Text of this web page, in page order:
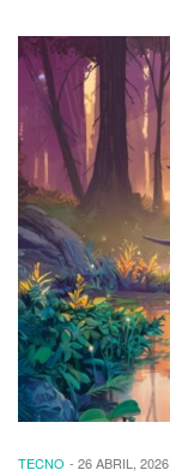
TECNO - 26 ABRIL, 2026